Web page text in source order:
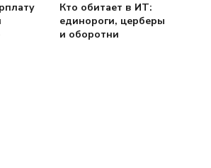
Кто обитает в ИТ:
единороги, церберы
и оборотни